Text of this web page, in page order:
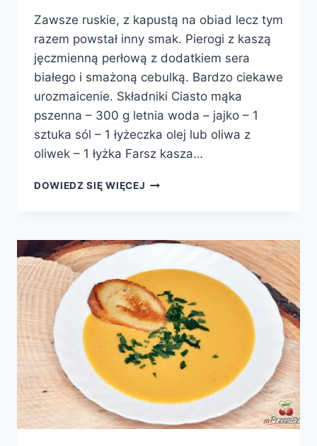
Zawsze ruskie, z kapustą na obiad lecz tym
razem powstał inny smak. Pierogi z kaszą
jęczmienną perłową z dodatkiem sera
białego i smażoną cebulką. Bardzo ciekawe
urozmaicenie. Składniki Ciasto mąka
pszenna – 300 g letnia woda – jajko – 1
sztuka sól – 1 łyżeczka olej lub oliwa z
oliwek – 1 łyżka Farsz kasza…
DOWIEDZ SIĘ WIĘCEJ PIEROGI
SEREM